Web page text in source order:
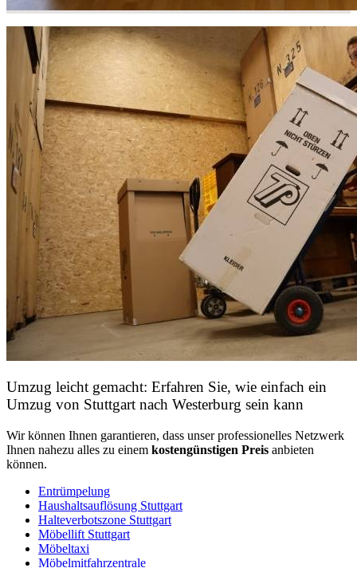
Umzug leicht gemacht: Erfahren Sie, wie einfach ein
Umzug von Stuttgart nach Westerburg sein kann
Wir können Ihnen garantieren, dass unser professionelles Netzwerk
Ihnen nahezu alles zu einem kostengünstigen Preis anbieten
können.
Entrümpelung
Haushaltsauflösung Stuttgart
Halteverbotszone Stuttgart
Möbellift Stuttgart
Möbeltaxi
Möbelmitfahrzentrale